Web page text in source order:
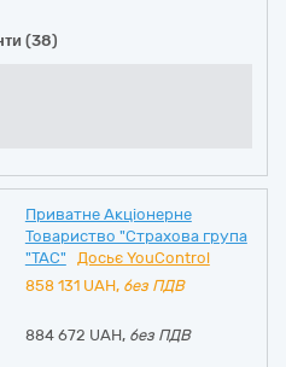
(38)
Приватне Акціонерне
Товариство "Страхова група
"ТАС"
Досьє YouControl
858 131 UAH, без ПДВ
884 672 UAH, без ПДВ